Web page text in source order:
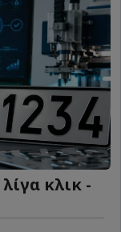
κλικ -